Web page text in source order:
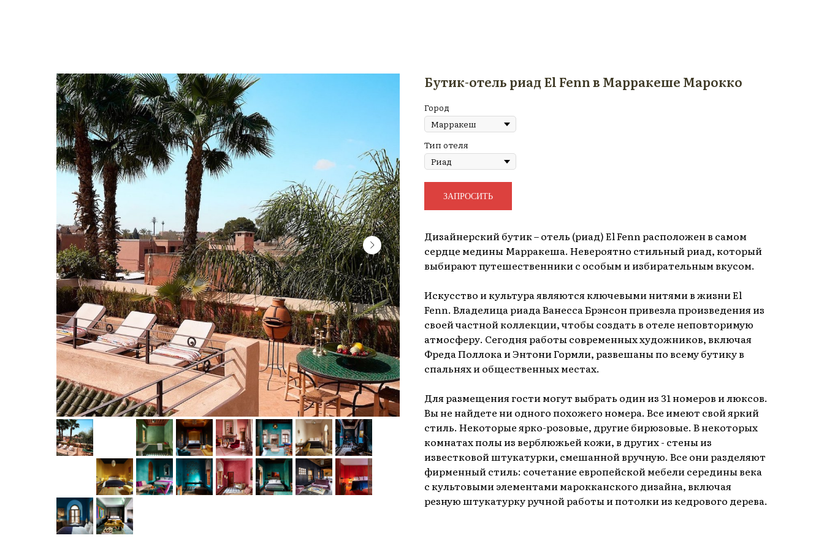
Бутик-отель риад El Fenn в Марракеше Марокко
Город
Тип отеля
ЗАПРОСИТЬ
Дизайнерский бутик – отель (риад) El Fenn расположен в самом
сердце медины Марракеша. Невероятно стильный риад, который
выбирают путешественники с особым и избирательным вкусом.
Искусство и культура являются ключевыми нитями в жизни El
Fenn. Владелица риада Ванесса Брэнсон привезла произведения из
своей частной коллекции, чтобы создать в отеле неповторимую
атмосферу. Сегодня работы современных художников, включая
Фреда Поллока и Энтони Гормли, развешаны по всему бутику в
спальнях и общественных местах.
Для размещения гости могут выбрать один из 31 номеров и люксов.
Вы не найдете ни одного похожего номера. Все имеют свой яркий
стиль. Некоторые ярко-розовые, другие бирюзовые. В некоторых
комнатах полы из верблюжьей кожи, в других - стены из
известковой штукатурки, смешанной вручную. Все они разделяют
фирменный стиль: сочетание европейской мебели середины века
с культовыми элементами марокканского дизайна, включая
резную штукатурку ручной работы и потолки из кедрового дерева.